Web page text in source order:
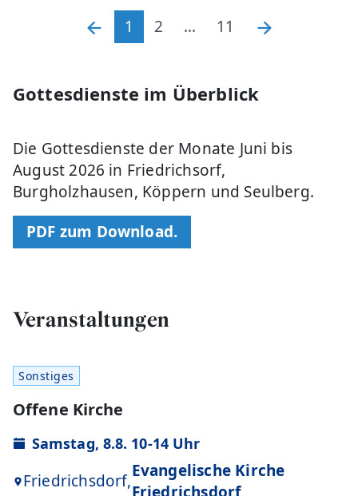
1 2 ... 11
Gottesdienste im Überblick
Die Gottesdienste der Monate Juni bis
August 2026 in Friedrichsorf,
Burgholzhausen, Köppern und Seulberg.
PDF zum Download.
Veranstaltungen
Sonstiges
Offene Kirche
Samstag, 8.8. 10-14 Uhr
Friedrichsdorf,
Evangelische Kirche
Friedrichsdorf